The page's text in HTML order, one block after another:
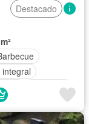
Destacado
Gimnasio